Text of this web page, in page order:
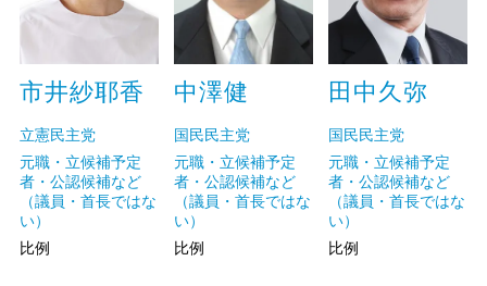
市井紗耶香
立憲民主党
元職・立候補予定
者・公認候補など
（議員・首長ではな
い）
比例
中澤健
国民民主党
元職・立候補予定
者・公認候補など
（議員・首長ではな
い）
比例
田中久弥
国民民主党
元職・立候補予定
者・公認候補など
（議員・首長ではな
い）
比例